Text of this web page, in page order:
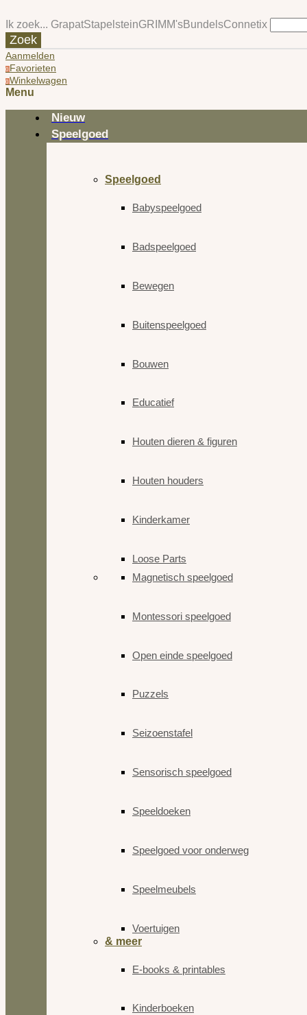
Ik zoek... GrapatStapelsteinGRIMM'sBundelsConnetix
Zoek
Aanmelden
0 Favorieten
0 Winkelwagen
Menu
Nieuw
Speelgoed
Speelgoed
Babyspeelgoed
Badspeelgoed
Bewegen
Buitenspeelgoed
Bouwen
Educatief
Houten dieren & figuren
Houten houders
Kinderkamer
Loose Parts
Magnetisch speelgoed
Montessori speelgoed
Open einde speelgoed
Puzzels
Seizoenstafel
Sensorisch speelgoed
Speeldoeken
Speelgoed voor onderweg
Speelmeubels
Voertuigen
& meer
E-books & printables
Kinderboeken